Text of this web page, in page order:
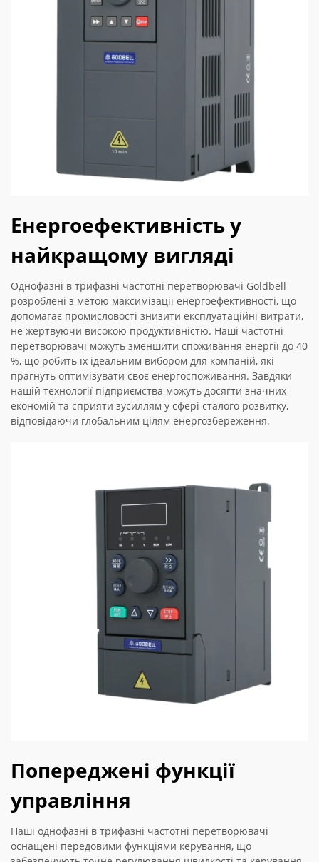
Енергоефективність у
найкращому вигляді
Однофазні в трифазні частотні перетворювачі Goldbell
розроблені з метою максимізації енергоефективності, що
допомагає промисловості знизити експлуатаційні витрати,
не жертвуючи високою продуктивністю. Наші частотні
перетворювачі можуть зменшити споживання енергії до 40
%, що робить їх ідеальним вибором для компаній, які
прагнуть оптимізувати своє енергоспоживання. Завдяки
нашій технології підприємства можуть досягти значних
економій та сприяти зусиллям у сфері сталого розвитку,
відповідаючи глобальним цілям енергозбереження.
Попереджені функції
управління
Наші однофазні в трифазні частотні перетворювачі
оснащені передовими функціями керування, що